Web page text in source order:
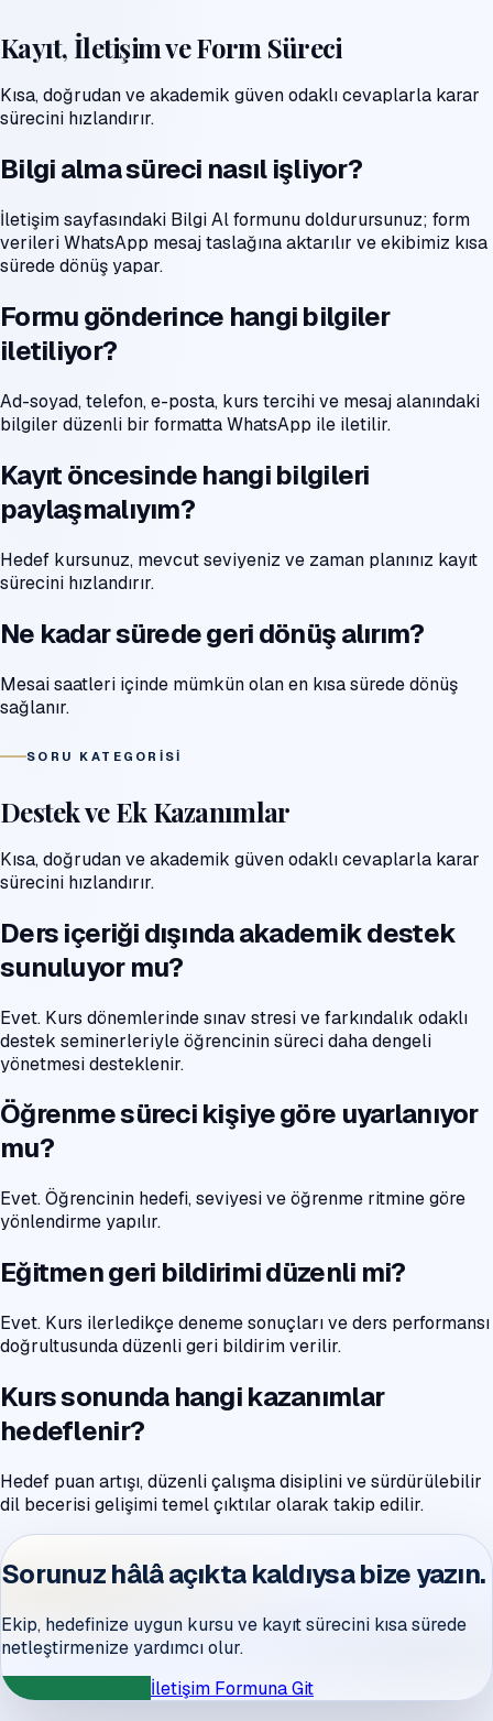
Kayıt, İletişim ve Form Süreci
Kısa, doğrudan ve akademik güven odaklı cevaplarla karar
sürecini hızlandırır.
Bilgi alma süreci nasıl işliyor?
İletişim sayfasındaki Bilgi Al formunu doldurursunuz; form
verileri WhatsApp mesaj taslağına aktarılır ve ekibimiz kısa
sürede dönüş yapar.
Formu gönderince hangi bilgiler
iletiliyor?
Ad-soyad, telefon, e-posta, kurs tercihi ve mesaj alanındaki
bilgiler düzenli bir formatta WhatsApp ile iletilir.
Kayıt öncesinde hangi bilgileri
paylaşmalıyım?
Hedef kursunuz, mevcut seviyeniz ve zaman planınız kayıt
sürecini hızlandırır.
Ne kadar sürede geri dönüş alırım?
Mesai saatleri içinde mümkün olan en kısa sürede dönüş
sağlanır.
SORU KATEGORISI
Destek ve Ek Kazanımlar
Kısa, doğrudan ve akademik güven odaklı cevaplarla karar
sürecini hızlandırır.
Ders içeriği dışında akademik destek
sunuluyor mu?
Evet. Kurs dönemlerinde sınav stresi ve farkındalık odaklı
destek seminerleriyle öğrencinin süreci daha dengeli
yönetmesi desteklenir.
Öğrenme süreci kişiye göre uyarlanıyor
mu?
Evet. Öğrencinin hedefi, seviyesi ve öğrenme ritmine göre
yönlendirme yapılır.
Eğitmen geri bildirimi düzenli mi?
Evet. Kurs ilerledikçe deneme sonuçları ve ders performansı
doğrultusunda düzenli geri bildirim verilir.
Kurs sonunda hangi kazanımlar
hedeflenir?
Hedef puan artışı, düzenli çalışma disiplini ve sürdürülebilir
dil becerisi gelişimi temel çıktılar olarak takip edilir.
Sorunuz hâlâ açıkta kaldıysa bize yazın.
Ekip, hedefinize uygun kursu ve kayıt sürecini kısa sürede
netleştirmenize yardımcı olur.
WhatsApp'tan Sor İletişim Formuna Git